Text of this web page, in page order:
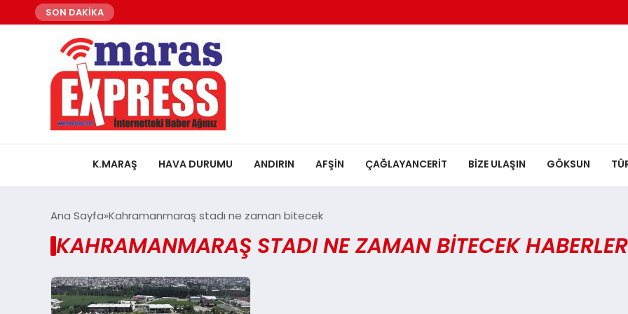
SON DAKİKA
K.MARAŞ HAVA DURUMU ANDIRIN AFŞİN ÇAĞLAYANCERİT BİZE ULAŞIN GÖKSUN
Ana Sayfa Kahramanmaraş stadı ne zaman bitecek
KAHRAMANMARAŞ STADI NE ZAMAN BITECEK